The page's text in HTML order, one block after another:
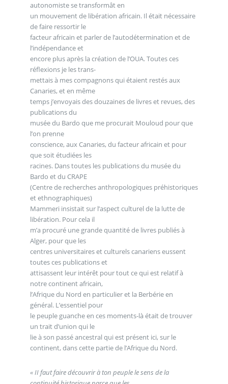
autonomiste se transformât en
un mouvement de libération africain. Il était nécessaire
de faire ressortir le
facteur africain et parler de l’autodétermination et de
l’indépendance et
encore plus après la création de l’OUA. Toutes ces
réflexions je les trans-
mettais à mes compagnons qui étaient restés aux
Canaries, et en même
temps j’envoyais des douzaines de livres et revues, des
publications du
musée du Bardo que me procurait Mouloud pour que
l’on prenne
conscience, aux Canaries, du facteur africain et pour
que soit étudiées les
racines. Dans toutes les publications du musée du
Bardo et du CRAPE
(Centre de recherches anthropologiques préhistoriques
et ethnographiques)
Mammeri insistait sur l’aspect culturel de la lutte de
libération. Pour cela il
m’a procuré une grande quantité de livres publiés à
Alger, pour que les
centres universitaires et culturels canariens eussent
toutes ces publications et
attisassent leur intérêt pour tout ce qui est relatif à
notre continent africain,
l’Afrique du Nord en particulier et la Berbérie en
général. L’essentiel pour
le peuple guanche en ces moments-là était de trouver
un trait d’union qui le
lie à son passé ancestral qui est présent ici, sur le
continent, dans cette partie de l’Afrique du Nord.
« II faut faire découvrir à ton peuple le sens de la